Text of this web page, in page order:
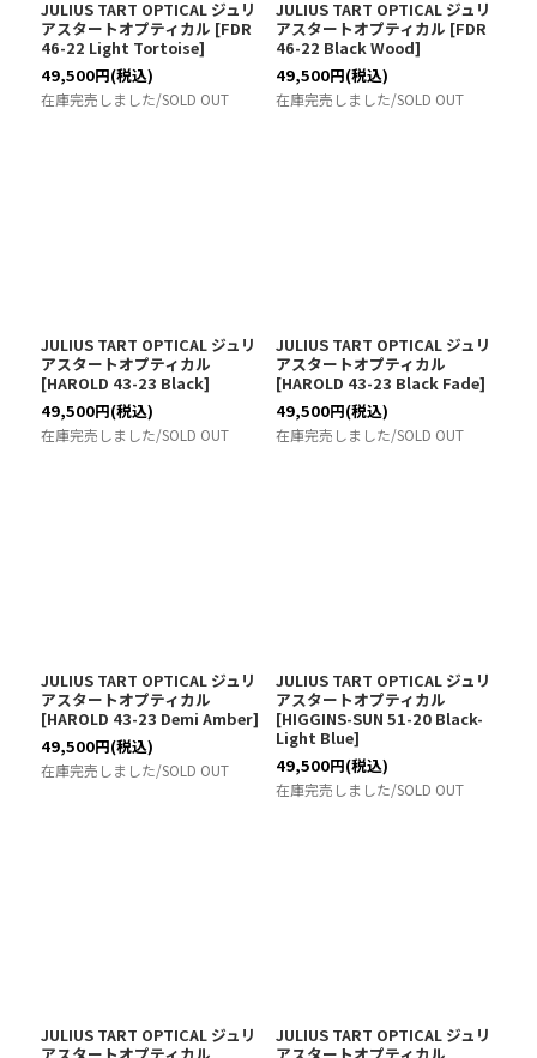
JULIUS TART OPTICAL ジュリ
アスタートオプティカル [FDR
46-22 Light Tortoise]
49,500円(税込)
在庫完売しました/SOLD OUT
JULIUS TART OPTICAL ジュリ
アスタートオプティカル [FDR
46-22 Black Wood]
49,500円(税込)
在庫完売しました/SOLD OUT
JULIUS TART OPTICAL ジュリ
アスタートオプティカル
[HAROLD 43-23 Black]
49,500円(税込)
在庫完売しました/SOLD OUT
JULIUS TART OPTICAL ジュリ
アスタートオプティカル
[HAROLD 43-23 Black Fade]
49,500円(税込)
在庫完売しました/SOLD OUT
JULIUS TART OPTICAL ジュリ
アスタートオプティカル
[HAROLD 43-23 Demi Amber]
49,500円(税込)
在庫完売しました/SOLD OUT
JULIUS TART OPTICAL ジュリ
アスタートオプティカル
[HIGGINS-SUN 51-20 Black-
Light Blue]
49,500円(税込)
在庫完売しました/SOLD OUT
JULIUS TART OPTICAL ジュリ
JULIUS TART OPTICAL ジュリ